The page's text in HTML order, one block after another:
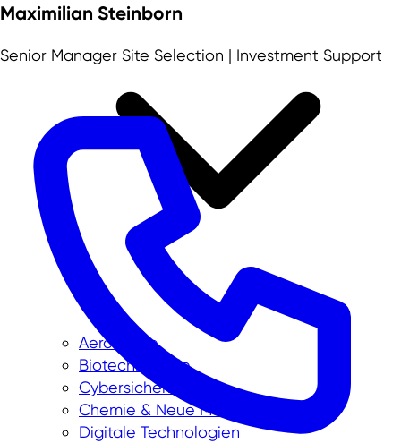
Aerospace
Biotechnologie
Cybersicherheit
Chemie & Neue Materialien
Digitale Technologien
Maximilian Steinborn
Senior Manager Site Selection | Investment Support